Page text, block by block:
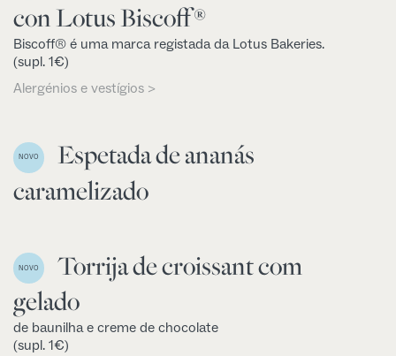
con Lotus Biscoff®
Biscoff® é uma marca registada da Lotus Bakeries.
(supl. 1€)
Alergénios e vestígios >
NOVO
Espetada de ananás
caramelizado
NOVO
Torrija de croissant com
gelado
de baunilha e creme de chocolate
(supl. 1€)